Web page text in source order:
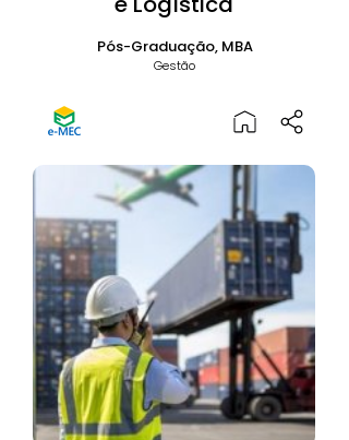
Pós-Graduação, MBA
Gestão